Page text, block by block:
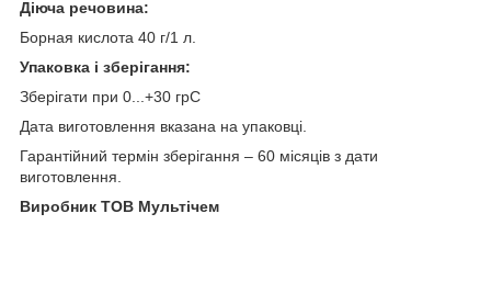
Діюча речовина:
Борная кислота 40 г/1 л.
Упаковка і зберігання:
Зберігати при 0...+30 грС
Дата виготовлення вказана на упаковці.
Гарантійний термін зберігання – 60 місяців з дати
виготовлення.
Виробник ТОВ Мультічем